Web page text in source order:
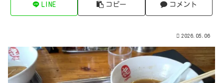
LINE コピー コメント
2026.05.06